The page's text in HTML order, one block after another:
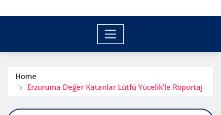
Home
Erzuruma Değer Katanlar Lütfü Yücelik’le Röportaj